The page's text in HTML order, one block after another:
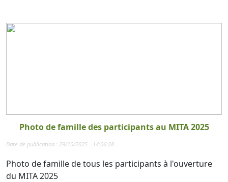
Photo de famille des participants au MITA 2025
Date de publication : 29/10/2025 - 14:06:28
Photo de famille de tous les participants à l'ouverture
du MITA 2025